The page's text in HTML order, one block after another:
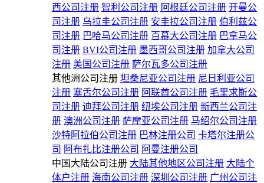
西公司注册 智利公司注册 阿根廷公司注册 开曼公
司注册 乌拉圭公司注册 安圭拉公司注册 伯利兹公
司注册 巴哈马公司注册 百慕大公司注册 巴拿马公
司注册 BVI公司注册 墨西哥公司注册 加拿大公司
注册 美国公司注册 萨尔瓦多公司注册
其他洲公司注册 坦桑尼亚公司注册 尼日利亚公司
注册 塞舌尔公司注册 阿联酋公司注册 毛里求斯公
司注册 迪拜公司注册 纽埃公司注册 新西兰公司注
册 澳洲公司注册 萨摩亚公司注册 马绍尔公司注册
沙特阿拉伯公司注册 巴林注册公司 卡塔尔注册公
司 阿布扎比注册公司 阿曼注册公司
中国大陆公司注册 大陆其他地区公司注册 大陆个
体户注册 海南公司注册 深圳公司注册 广州公司注